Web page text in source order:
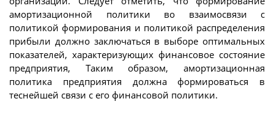
амортизационной политики во взаимосвязи с
политикой формирования и политикой распределения
прибыли должно заключаться в выборе оптимальных
показателей, характеризующих финансовое состояние
предприятия, Таким образом, амортизационная
политика предприятия должна формироваться в
теснейшей связи с его финансовой политики.